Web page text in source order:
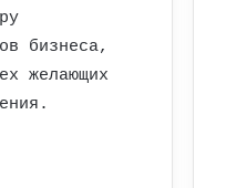
бизнеса,
желающих